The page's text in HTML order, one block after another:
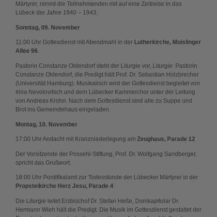
Märtyrer, nimmt die Teilnehmenden mit auf eine Zeitreise in das
Lübeck der Jahre 1940 – 1943.
Sonntag, 09. November
11:00 Uhr Gottesdienst mit Abendmahl in der Lutherkirche, Moislinger
Allee 96.
Pastorin Constanze Oldendorf steht der Liturgie vor, Liturgie: Pastorin
Constanze Oldendorf, die Predigt hält Prof. Dr. Sebastian Holzbrecher
(Universität Hamburg). Musikalisch wird der Gottesdienst begleitet von
Irina Nevolovitsch und dem Lübecker Kammerchor unter der Leitung
von Andreas Krohn. Nach dem Gottesdienst sind alle zu Suppe und
Brot ins Gemeindehaus eingeladen.
Montag, 10. November
17:00 Uhr Andacht mit Kranzniederlegung am Zeughaus, Parade 12
Der Vorsitzende der Possehl-Stiftung, Prof. Dr. Wolfgang Sandberger,
spricht das Grußwort.
18:00 Uhr Pontifikalamt zur Todesstunde der Lübecker Märtyrer in der
Propsteikirche Herz Jesu, Parade 4
Die Liturgie leitet Erzbischof Dr. Stefan Heße, Domkapitular Dr.
Hermann Wieh hält die Predigt. Die Musik im Gottesdienst gestaltet der